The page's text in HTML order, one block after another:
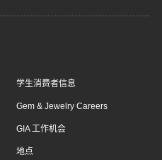
学生消费者信息
Gem & Jewelry Careers
GIA 工作机会
地点